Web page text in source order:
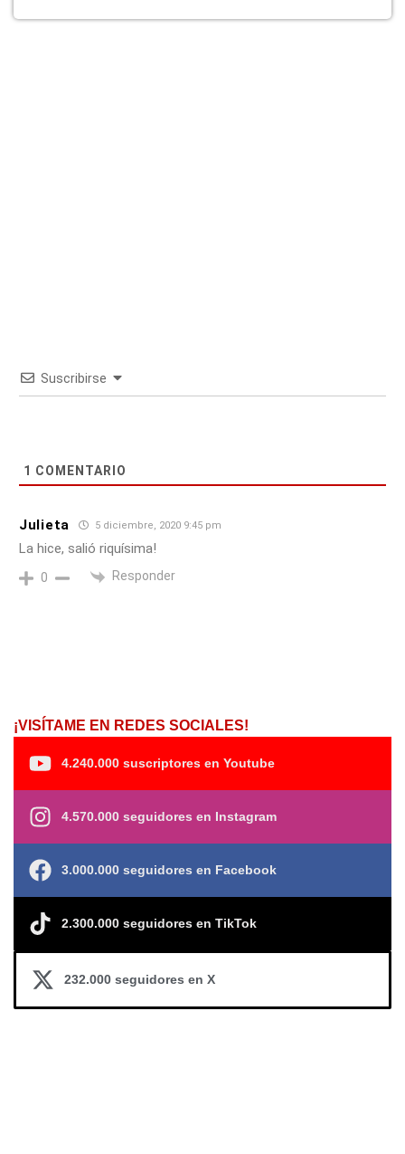
Suscribirse
1 COMENTARIO
Julieta 5 diciembre, 2020 9:45 pm
La hice, salió riquísima!
0 Responder
¡VISÍTAME EN REDES SOCIALES!
4.240.000 suscriptores en Youtube
4.570.000 seguidores en Instagram
3.000.000 seguidores en Facebook
2.300.000 seguidores en TikTok
232.000 seguidores en X